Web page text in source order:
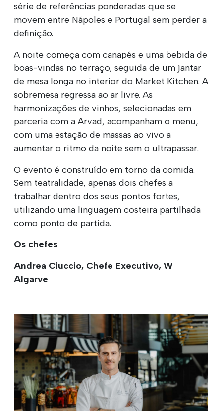
série de referências ponderadas que se
movem entre Nápoles e Portugal sem perder a
definição.
A noite começa com canapés e uma bebida de
boas-vindas no terraço, seguida de um jantar
de mesa longa no interior do Market Kitchen. A
sobremesa regressa ao ar livre. As
harmonizações de vinhos, selecionadas em
parceria com a Arvad, acompanham o menu,
com uma estação de massas ao vivo a
aumentar o ritmo da noite sem o ultrapassar.
O evento é construído em torno da comida.
Sem teatralidade, apenas dois chefes a
trabalhar dentro dos seus pontos fortes,
utilizando uma linguagem costeira partilhada
como ponto de partida.
Os chefes
Andrea Ciuccio, Chefe Executivo, W
Algarve